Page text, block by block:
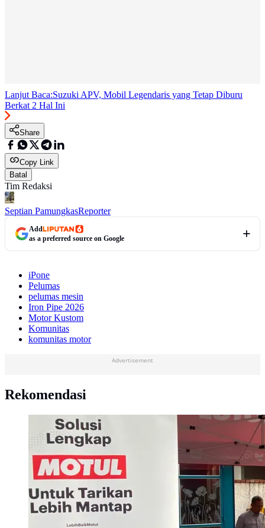
Lanjut Baca:Suzuki APV, Mobil Legendaris yang Tetap Diburu
Berkat 2 Hal Ini
Share
Copy Link
Batal
Tim Redaksi
Septian PamungkasReporter
Add
as a preferred source on Google
iPone
Pelumas
pelumas mesin
Iron Pipe 2026
Motor Kustom
Komunitas
komunitas motor
Advertisement
Rekomendasi